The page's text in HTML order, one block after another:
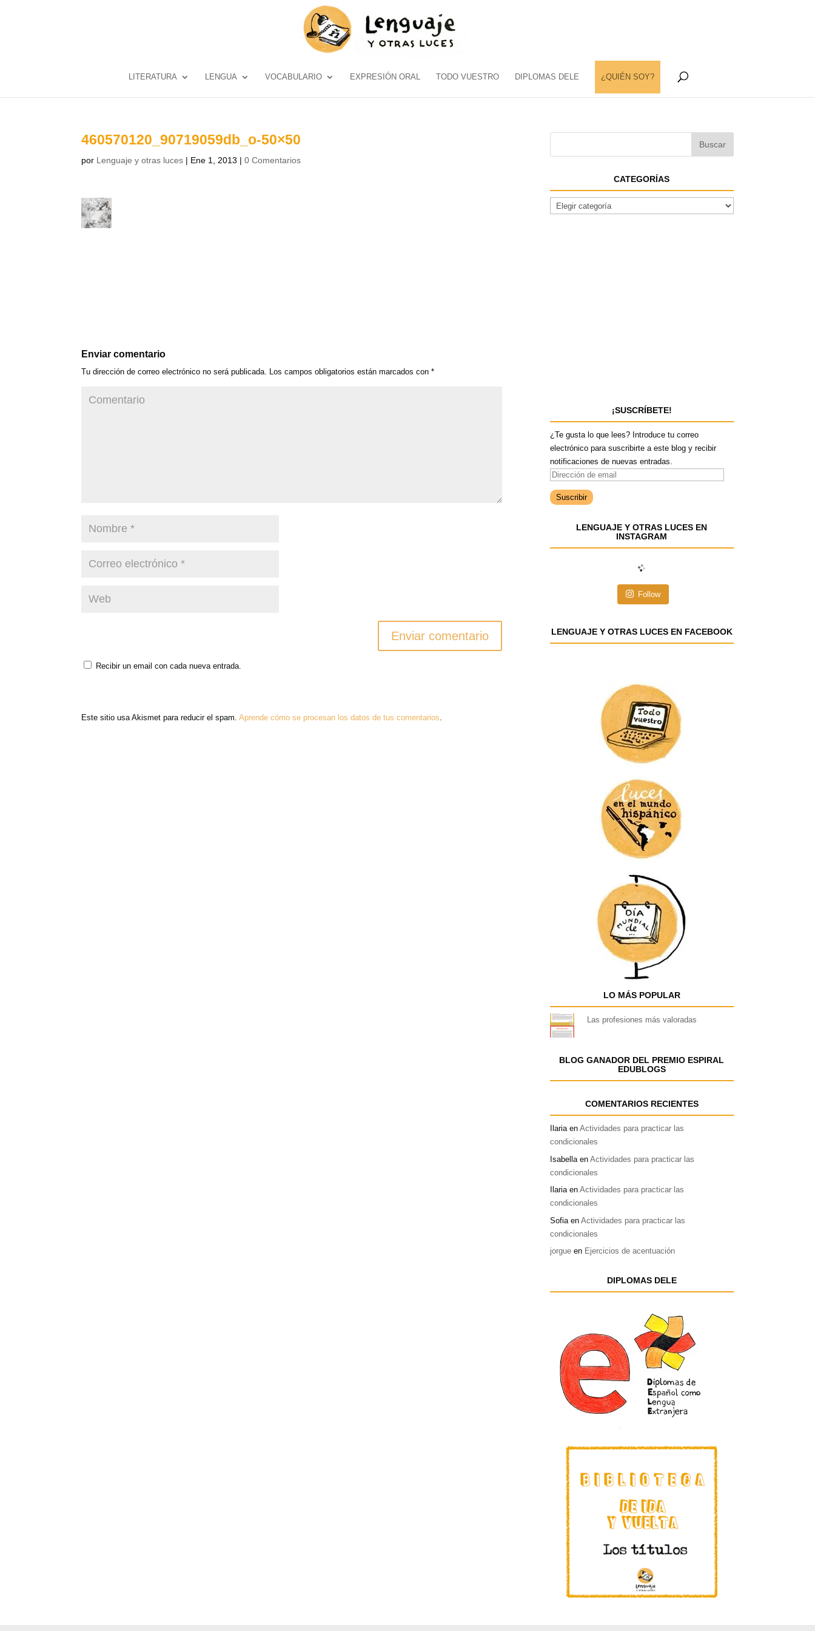
LITERATURA LENGUA VOCABULARIO EXPRESIÓN ORAL TODO VUESTRO DIPLOMAS DELE ¿QUIÉN SOY?
460570120_90719059db_o-50×50
por Lenguaje y otras luces | Ene 1, 2013 |0 Comentarios
Enviar comentario
Tu dirección de correo electrónico no será publicada. Los campos obligatorios están marcados con*
Recibir un email con cada nueva entrada.
Este sitio usa Akismet para reducir el spam.Aprende cómo se procesan los datos de tus comentarios.
CATEGORÍAS
¡SUSCRÍBETE!
¿Te gusta lo que lees? Introduce tu correo
electrónico para suscribirte a este blog y recibir
notificaciones de nuevas entradas.
D
r
m
LENGUAJE Y OTRAS LUCES EN
INSTAGRAM
Follow
LENGUAJE Y OTRAS LUCES EN FACEBOOK
LO MÁS POPULAR
Las profesiones más valoradas
BLOG GANADOR DEL PREMIO ESPIRAL
EDUBLOGS
COMENTARIOS RECIENTES
IlariaenActividades para practicar las
condicionales
Isabella enActividades para practicar las
condicionales
IlariaenActividades para practicar las
condicionales
Sofia enActividades para practicar las
condicionales
jorgue en Ejercicios de acentuación
DIPLOMAS DELE